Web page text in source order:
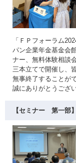
「ＦＰフォーラム
パン企業年金基金会
ナー、無料体験相談
三本立てで開催し、
無事終了することが
誠にありがとうござ
【セミナー 第一部】